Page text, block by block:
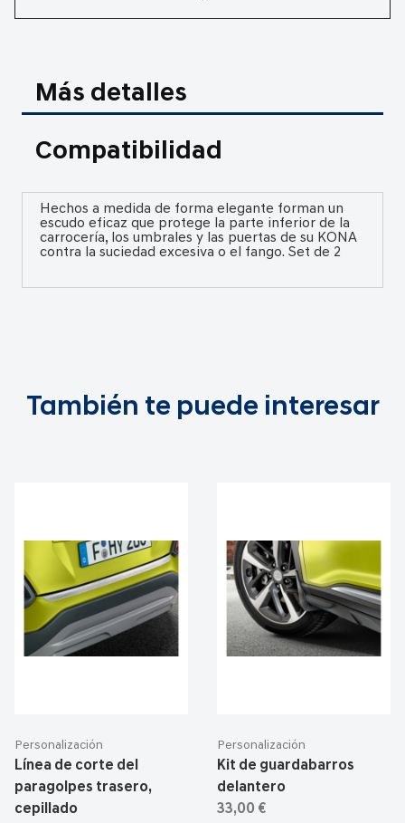
Más detalles
Compatibilidad
Hechos a medida de forma elegante forman un
escudo eficaz que protege la parte inferior de la
carrocería, los umbrales y las puertas de su KONA
contra la suciedad excesiva o el fango. Set de 2
También te puede interesar
Personalización
Línea de corte del
paragolpes trasero,
cepillado
Personalización
Kit de guardabarros
delantero
33,00 €